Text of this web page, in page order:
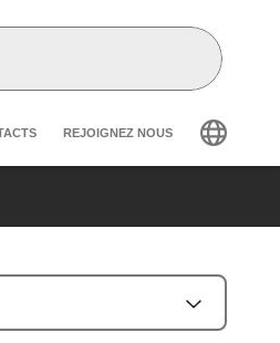
navigation
REJOIGNEZ NOUS